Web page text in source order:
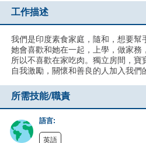
工作描述
我們是印度素食家庭，隨和，想要幫
她會喜歡和她在一起，上學，做家務
所以不喜歡在家吃肉。獨立房間，寶
自我激勵，關懷和善良的人加入我們
所需技能/職責
語言:
英語